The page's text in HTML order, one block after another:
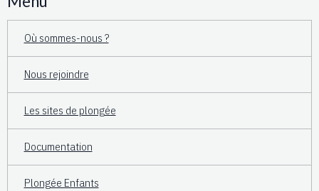
Où sommes-nous ?
Nous rejoindre
Les sites de plongée
Documentation
Plongée Enfants